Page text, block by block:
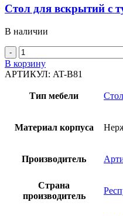
Стол для вскрытий с
В наличии
Количество
товара
Стол
вскрытий
AT-
В корзину
АРТИКУЛ: AT-B81
Тип мебели
Материал корпуса
Производитель
Страна
производитель